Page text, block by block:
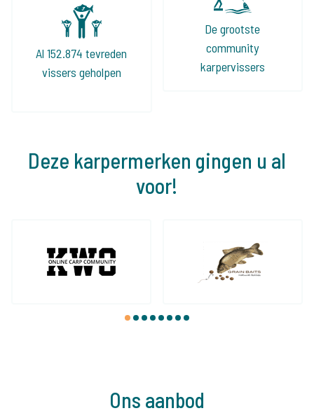
Al 152.874 tevreden
vissers geholpen
De grootste
community
karpervissers
Deze karpermerken gingen u al
voor!
1 2 3 4 5 6 7 8
Ons aanbod